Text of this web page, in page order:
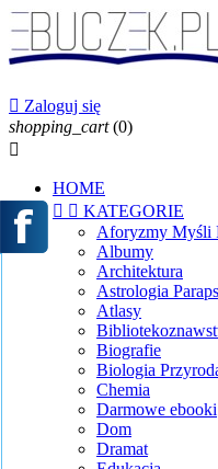
 Zaloguj się
shopping_cart (0)

HOME
  KATEGORIE
Aforyzmy Myśli
Albumy
Architektura
Astrologia
Atlasy
Biografie
Biologia
Chemia
Darmowe ebooki
Dom
Dramat